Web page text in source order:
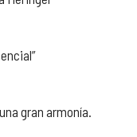
gran armonía.